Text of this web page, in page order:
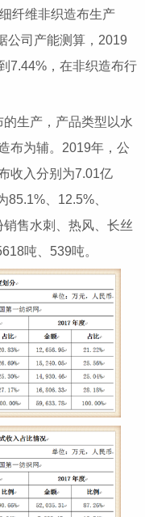
纤维非织造布生产
公司产能测算，2019
7.44%，在非织造布行
生产，产品类型以水
布为辅。2019年，公
收入分别为7.01亿
、12.5%、
售水刺、热风、长丝
吨、539吨。